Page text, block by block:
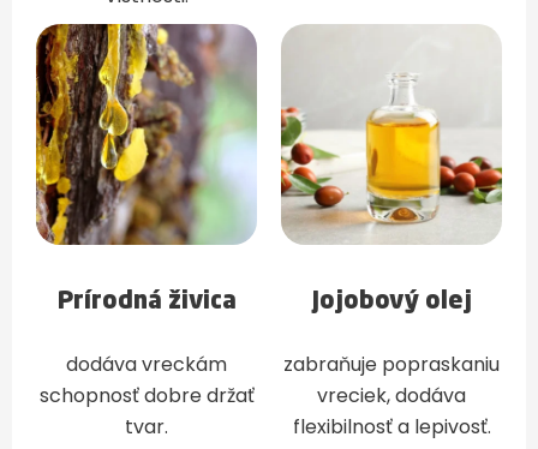
Prírodná živica
dodáva vreckám
schopnosť dobre držať
tvar.
Jojobový olej
zabraňuje popraskaniu
vreciek, dodáva
flexibilnosť a lepivosť.